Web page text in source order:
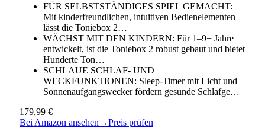
FÜR SELBSTSTÄNDIGES SPIEL GEMACHT:
Mit kinderfreundlichen, intuitiven Bedienelementen
lässt die Toniebox 2…
WÄCHST MIT DEN KINDERN: Für 1–9+ Jahre
entwickelt, ist die Toniebox 2 robust gebaut und bietet
Hunderte Ton…
SCHLAUE SCHLAF- UND
WECKFUNKTIONEN: Sleep-Timer mit Licht und
Sonnenaufgangswecker fördern gesunde Schlafge…
179,99 €
Bei Amazon ansehen →Preis prüfen